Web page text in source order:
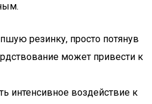
резинку, просто потянув
может привести к
интенсивное воздействие к